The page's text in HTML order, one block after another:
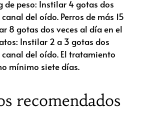
de peso: Instilar 4 gotas dos
del oído. Perros de más 15
8 gotas dos veces al día en el
Instilar 2 a 3 gotas dos
del oído. El tratamiento
mínimo siete días.
recomendados